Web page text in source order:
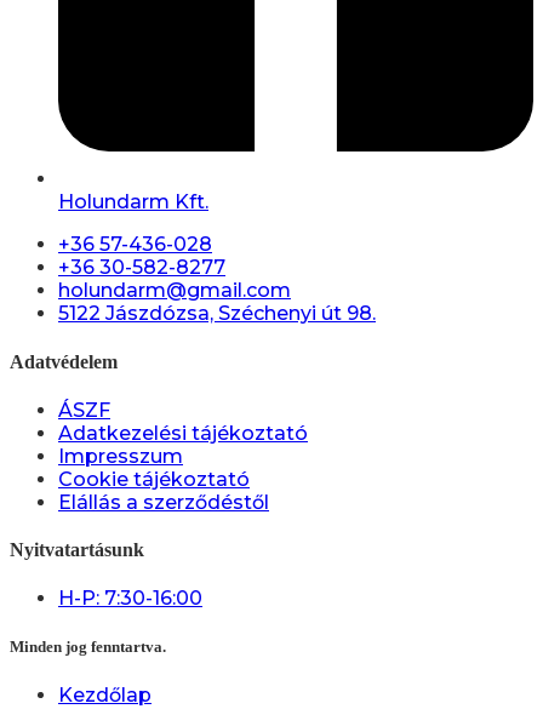
Holundarm Kft.
+36 57-436-028
+36 30-582-8277
holundarm@gmail.com
5122 Jászdózsa, Széchenyi út 98.
Adatvédelem
ÁSZF
Adatkezelési tájékoztató
Impresszum
Cookie tájékoztató
Elállás a szerződéstől
Nyitvatartásunk
H-P: 7:30-16:00
Minden jog fenntartva.
Kezdőlap